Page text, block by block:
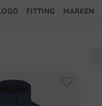
FITTING MARKEN